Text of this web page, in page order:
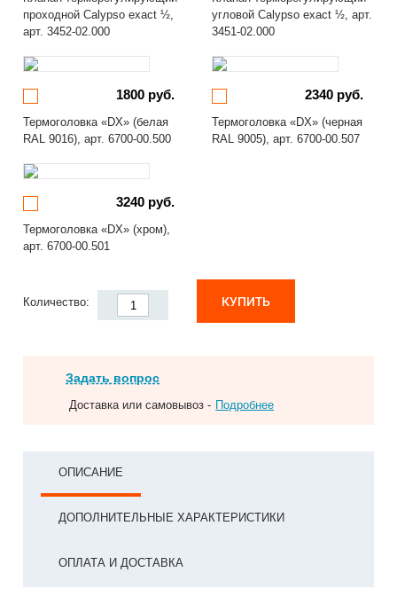
проходной Calypso exact ½,
арт. 3452-02.000
угловой Calypso exact ½, арт.
3451-02.000
1800 руб.
Термоголовка «DX» (белая
RAL 9016), арт. 6700-00.500
2340 руб.
Термоголовка «DX» (черная
RAL 9005), арт. 6700-00.507
3240 руб.
Термоголовка «DX» (хром),
арт. 6700-00.501
Количество: КУПИТЬ
Задать вопрос
Доставка или самовывоз - Подробнее
ОПИСАНИЕ
ДОПОЛНИТЕЛЬНЫЕ ХАРАКТЕРИСТИКИ
ОПЛАТА И ДОСТАВКА